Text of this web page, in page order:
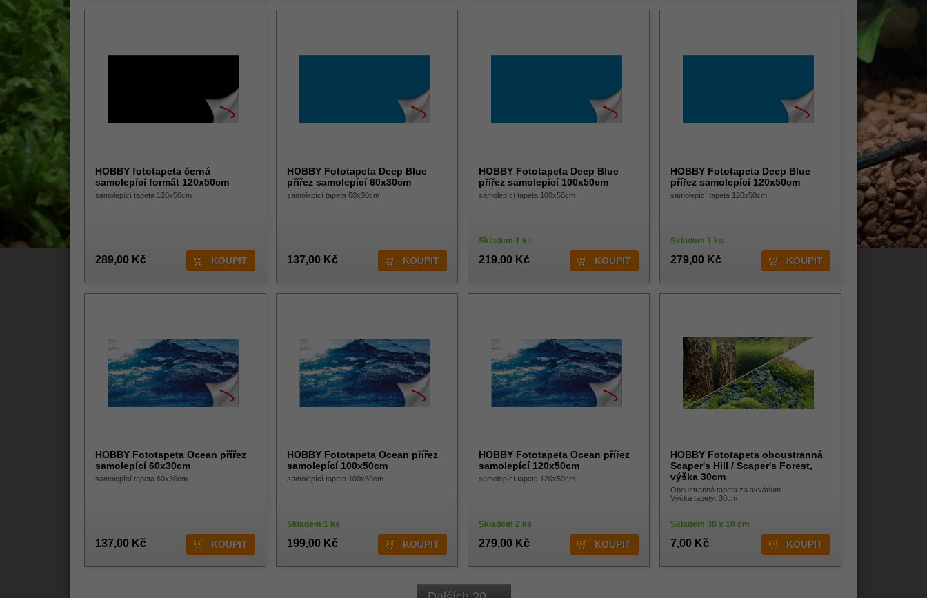
HOBBY fototapeta černá
samolepící formát 120x50cm
samolepící tapeta 120x50cm
289,00 Kč
HOBBY Fototapeta Deep Blue
přířez samolepící 60x30cm
samolepící tapeta 60x30cm
137,00 Kč
HOBBY Fototapeta Deep Blue
přířez samolepící 100x50cm
samolepící tapeta 100x50cm
Skladem 1 ks
219,00 Kč
HOBBY Fototapeta Deep Blue
přířez samolepící 120x50cm
samolepící tapeta 120x50cm
Skladem 1 ks
279,00 Kč
HOBBY Fototapeta Ocean přířez
samolepící 60x30cm
samolepící tapeta 60x30cm
137,00 Kč
HOBBY Fototapeta Ocean přířez
samolepící 100x50cm
samolepící tapeta 100x50cm
Skladem 1 ks
199,00 Kč
HOBBY Fototapeta Ocean přířez
samolepící 120x50cm
samolepící tapeta 120x50cm
Skladem 2 ks
279,00 Kč
HOBBY Fototapeta oboustranná
Scaper's Hill / Scaper's Forest,
výška 30cm
Oboustranná tapeta za akvárium.
Výška tapety: 30cm
Skladem 38 x 10 cm
7,00 Kč